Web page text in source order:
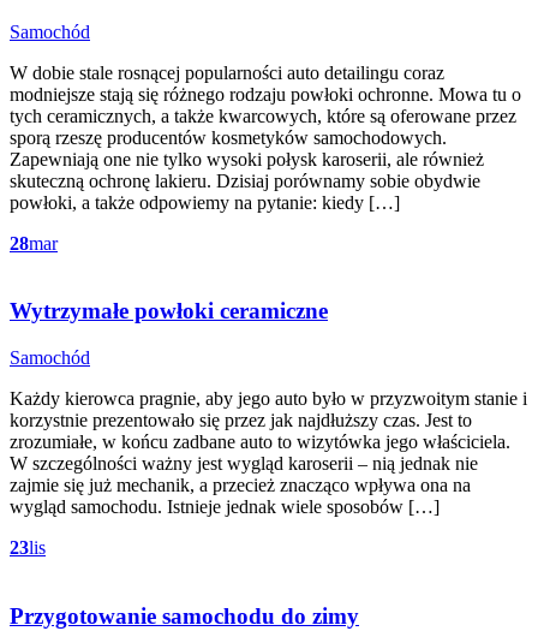
Categories
Samochód
W dobie stale rosnącej popularności auto detailingu coraz
modniejsze stają się różnego rodzaju powłoki ochronne. Mowa tu o
tych ceramicznych, a także kwarcowych, które są oferowane przez
sporą rzeszę producentów kosmetyków samochodowych.
Zapewniają one nie tylko wysoki połysk karoserii, ale również
skuteczną ochronę lakieru. Dzisiaj porównamy sobie obydwie
powłoki, a także odpowiemy na pytanie: kiedy […]
28mar
Wytrzymałe powłoki ceramiczne
Categories
Samochód
Każdy kierowca pragnie, aby jego auto było w przyzwoitym stanie i
korzystnie prezentowało się przez jak najdłuższy czas. Jest to
zrozumiałe, w końcu zadbane auto to wizytówka jego właściciela.
W szczególności ważny jest wygląd karoserii – nią jednak nie
zajmie się już mechanik, a przecież znacząco wpływa ona na
wygląd samochodu. Istnieje jednak wiele sposobów […]
23lis
Przygotowanie samochodu do zimy